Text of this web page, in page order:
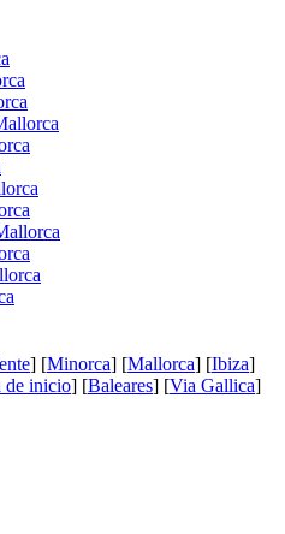
] [Minorca] [Mallorca] [Ibiza]
de inicio] [Baleares] [Via Gallica]